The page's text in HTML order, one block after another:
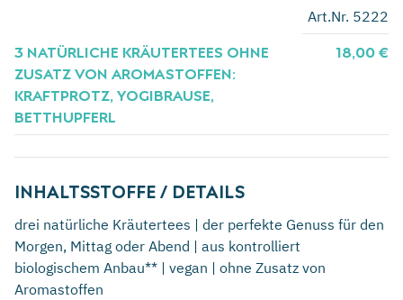
Art.Nr. 5222
18,00 €
3 NATÜRLICHE KRÄUTERTEES OHNE
ZUSATZ VON AROMASTOFFEN:
KRAFTPROTZ, YOGIBRAUSE,
BETTHUPFERL
INHALTSSTOFFE / DETAILS
drei natürliche Kräutertees | der perfekte Genuss für den
Morgen, Mittag oder Abend | aus kontrolliert
biologischem Anbau** | vegan | ohne Zusatz von
Aromastoffen